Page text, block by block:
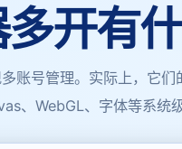
开有
账号管理。实际上，它
、WebGL、字体等系统